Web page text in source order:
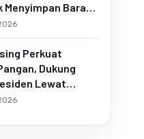
Menyimpan Barang
Perkuat
Dukung
Lewat
Pipil